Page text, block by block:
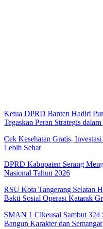
Ketua DPRD Banten Hadiri
Tegaskan Peran Strategis
Cek Kesehatan Gratis,
Lebih Sehat
DPRD Kabupaten Serang
Nasional Tahun 2026
RSU Kota Tangerang Selatan
Bakti Sosial Operasi Katarak
SMAN 1 Cikeusal Sambut
Bangun Karakter dan